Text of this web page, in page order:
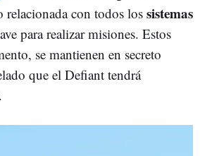
relacionada con todos los sistemas
para realizar misiones. Estos
se mantienen en secreto
que el Defiant tendrá